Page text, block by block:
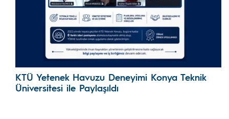
KTÜ Yetenek Havuzu Deneyimi Konya Teknik
Üniversitesi ile Paylaşıldı